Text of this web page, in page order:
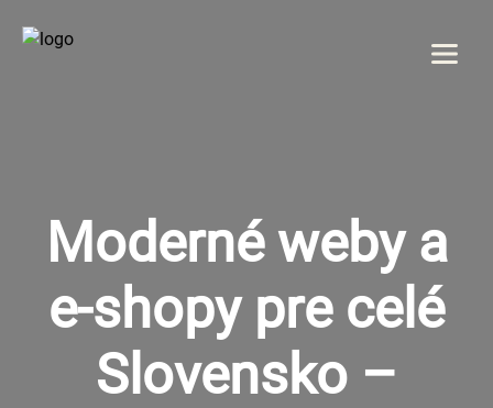
Menu
GALÉRIA
Moderné weby a
e-shopy pre celé
Slovensko –